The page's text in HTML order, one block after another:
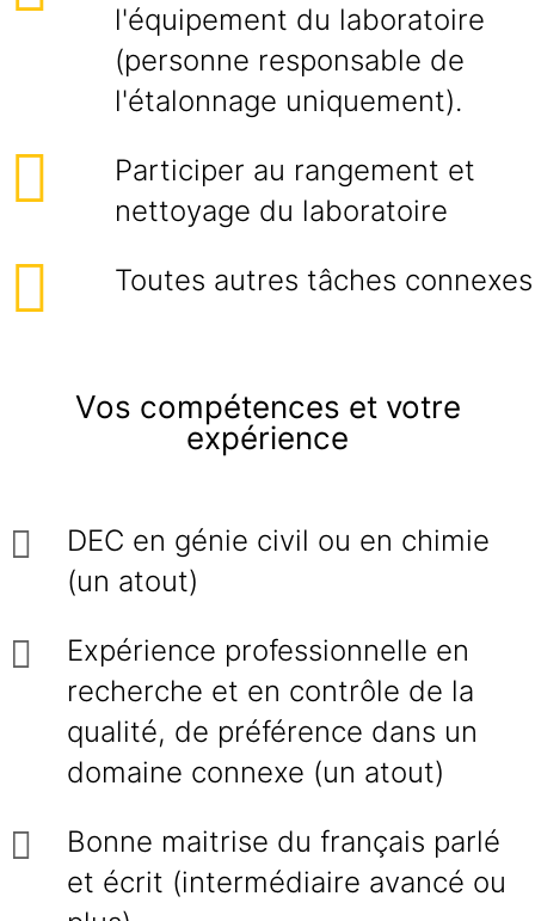
l'équipement du laboratoire
(personne responsable de
l'étalonnage uniquement).
Participer au rangement et
nettoyage du laboratoire
Toutes autres tâches connexes
Vos compétences et votre
expérience
DEC en génie civil ou en chimie
(un atout)
Expérience professionnelle en
recherche et en contrôle de la
qualité, de préférence dans un
domaine connexe (un atout)
Bonne maitrise du français parlé
et écrit (intermédiaire avancé ou